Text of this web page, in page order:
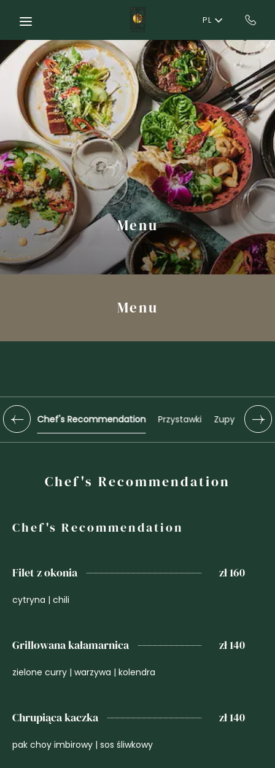
PL
Menu
Menu
Chef's Recommendation Przystawki Zupy Sushi
Chef's Recommendation
Chef's Recommendation
Filet z okonia zł 160
cytryna | chili
Grillowana kałamarnica zł 140
zielone curry | warzywa | kolendra
Chrupiąca kaczka zł 140
pak choy imbirowy | sos śliwkowy